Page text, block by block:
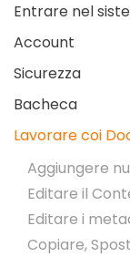
Entrare nel
Account
Sicurezza
Bacheca
Lavorare coi
Aggiungere
Editare il
Editare i
Copiare,